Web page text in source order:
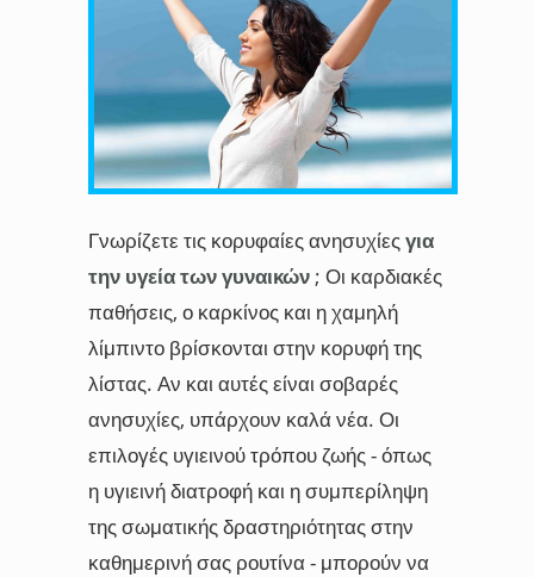
Γνωρίζετε τις κορυφαίες ανησυχίες για
την υγεία των γυναικών ; Οι καρδιακές
παθήσεις, ο καρκίνος και η χαμηλή
λίμπιντο βρίσκονται στην κορυφή της
λίστας. Αν και αυτές είναι σοβαρές
ανησυχίες, υπάρχουν καλά νέα. Οι
επιλογές υγιεινού τρόπου ζωής - όπως
η υγιεινή διατροφή και η συμπερίληψη
της σωματικής δραστηριότητας στην
καθημερινή σας ρουτίνα - μπορούν να